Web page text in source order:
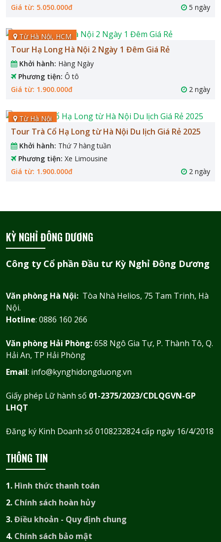
Giá từ: 5.050.000đ
5 ngày
Từ Hà Nội, HCM
Tour Hạ Long Hà Nội 2 Ngày 1 Đêm Giá Rẻ
Khởi hành: Hàng Ngày
Phương tiện: Ô tô
Giá từ: 1.900.000đ
2 ngày
Từ Hà Nội
Tour Trà Cổ Hạ Long từ Hà Nội Du lịch Giá Rẻ 2025
Khởi hành: Thứ 7 hàng tuần
Phương tiện: Xe Limousine
Giá từ: 1.900.000đ
2 ngày
KỲ NGHỈ ĐÔNG DƯƠNG
Công ty Cổ phần Đầu tư Kỳ Nghỉ Đông Dương
Văn phòng Hà Nội: Tòa Nhà Helios, 75 Tam Trinh, Hà
Nội.
Hotline: 0886 160 266
Văn phòng Hải Phòng:658 Ngô Gia Tự, P. Thành Tô, Q.
Hải An, TP Hải Phòng
Email: info@kynghidongduong.vn
Giấy phép Lữ hành số 01-2375/2023/CDLQGVN-GP
LHQT
Đăng ký Kinh Doanh số 0108232824 cấp ngày 16/4/2018
THÔNG TIN
1. Hình thức thanh toán
2. Chính sách hoàn hủy
3.Điều khoản - Quy định chung
4. Chính sách bảo mật